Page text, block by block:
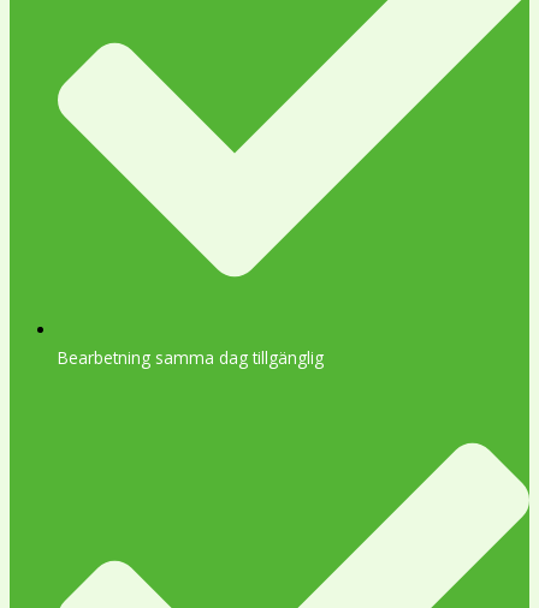
Bearbetning samma dag tillgänglig